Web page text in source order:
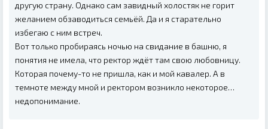
другую страну. Однако сам завидный холостяк не горит
желанием обзаводиться семьёй. Да и я старательно
избегаю с ним встреч.
Вот только пробираясь ночью на свидание в башню, я
понятия не имела, что ректор ждёт там свою любовницу.
Которая почему-то не пришла, как и мой кавалер. А в
темноте между мной и ректором возникло некоторое…
недопонимание.